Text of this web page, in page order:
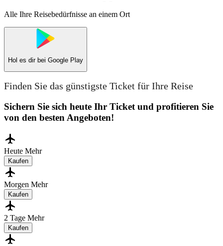
Alle Ihre Reisebedürfnisse an einem Ort
Hol es dir bei Google Play
Finden Sie das günstigste Ticket für Ihre Reise
Sichern Sie sich heute Ihr Ticket und profitieren Sie
von den besten Angeboten!
Heute Mehr
Kaufen
Morgen Mehr
Kaufen
2 Tage Mehr
Kaufen